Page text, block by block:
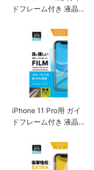
ドフレーム付き 液晶
iPhone 11 Pro用 ガイ
ドフレーム付き 液晶
ライト低減/アンチグ